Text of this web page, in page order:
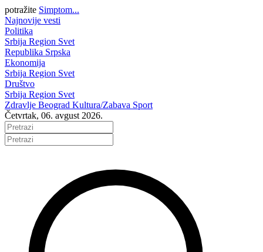
potražite Simptom...
Najnovije vesti
Politika
Srbija Region Svet
Republika Srpska
Ekonomija
Srbija Region Svet
Društvo
Srbija Region Svet
Zdravlje Beograd Kultura/Zabava Sport
Četvrtak, 06. avgust 2026.